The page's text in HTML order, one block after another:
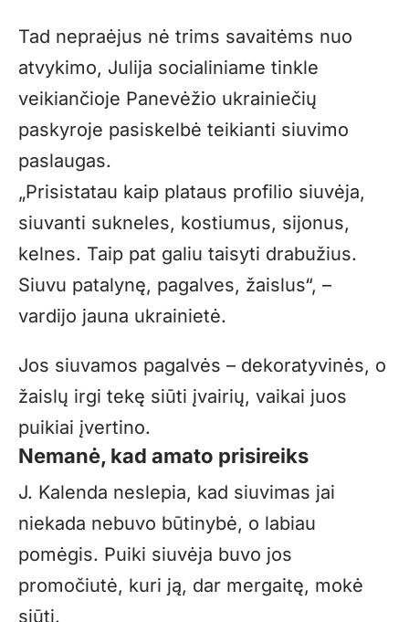
Tad nepraėjus nė trims savaitėms nuo
atvykimo, Julija socialiniame tinkle
veikiančioje Panevėžio ukrainiečių
paskyroje pasiskelbė teikianti siuvimo
paslaugas.
„Prisistatau kaip plataus profilio siuvėja,
siuvanti sukneles, kostiumus, sijonus,
kelnes. Taip pat galiu taisyti drabužius.
Siuvu patalynę, pagalves, žaislus“, –
vardijo jauna ukrainietė.
Jos siuvamos pagalvės – dekoratyvinės, o
žaislų irgi tekę siūti įvairių, vaikai juos
puikiai įvertino.
Nemanė, kad amato prisireiks
J. Kalenda neslepia, kad siuvimas jai
niekada nebuvo būtinybė, o labiau
pomėgis. Puiki siuvėja buvo jos
promočiutė, kuri ją, dar mergaitę, mokė
siūti.